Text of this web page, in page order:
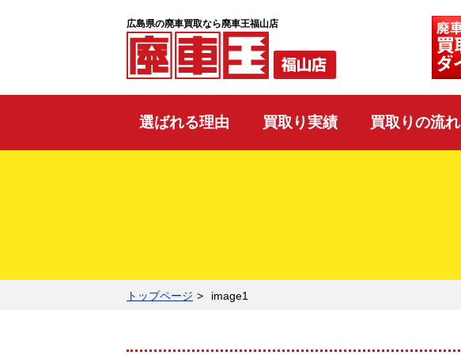
広島県の廃車買取なら廃車王福山店
選ばれる理由 買取り実績 買取りの流れ
トップページ image1